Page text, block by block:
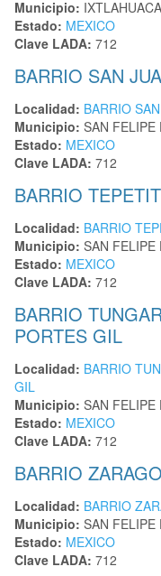
Municipio: IXTLAHUACA
Estado: MEXICO
Clave LADA: 712
BARRIO SAN
Localidad: BARRIO
Municipio: SAN FELIPE
Estado: MEXICO
Clave LADA: 712
BARRIO
Localidad: BARRIO
Municipio: SAN FELIPE
Estado: MEXICO
Clave LADA: 712
BARRIO
PORTES GIL
Localidad: BARRIO
GIL
Municipio: SAN FELIPE
Estado: MEXICO
Clave LADA: 712
BARRIO
Localidad: BARRIO
Municipio: SAN FELIPE
Estado: MEXICO
Clave LADA: 712